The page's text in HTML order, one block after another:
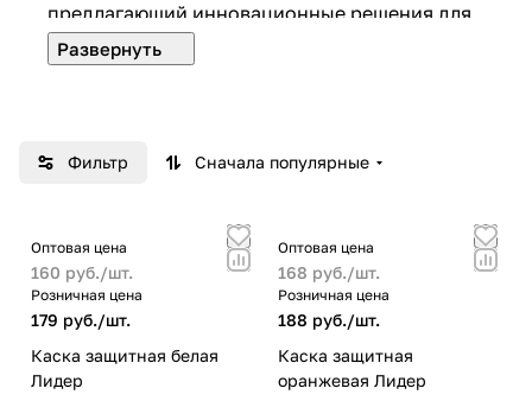
предлагающий инновационные решения для
безопасности работников на производстве,
стройке, в медицине, нефтегазовой и
регламенту таможенного союза 019/2011 "О
защите труда.
Фильтр Сначала популярные
Оптовая цена
160 руб./шт.
Розничная цена
179 руб./шт.
Каска защитная белая
Лидер
Оптовая цена
168 руб./шт.
Розничная цена
188 руб./шт.
Каска защитная
оранжевая Лидер